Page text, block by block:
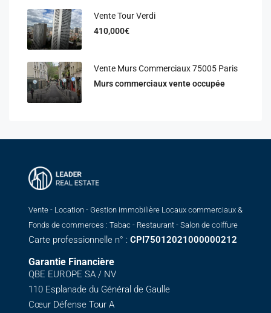
Vente Tour Verdi
410,000€
Vente Murs Commerciaux 75005 Paris
Murs commerciaux vente occupée
Vente - Location - Gestion immobilière Locaux commerciaux &
Fonds de commerces : Tabac - Restaurant - Salon de coiffure
Carte professionnelle n° : CPI75012021000000212
Garantie Financière
QBE EUROPE SA / NV
110 Esplanade du Général de Gaulle
Cœur Défense Tour A